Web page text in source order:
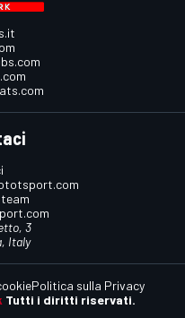
3
Italy
Tutti i diritti riservati.
Politica sulla Privacy